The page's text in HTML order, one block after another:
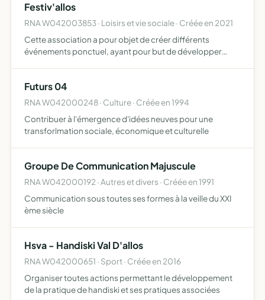
Festiv'allos
RNA W042003853 · Loisirs et vie sociale · Créée en 2021
Cette association a pour objet de créer différents
événements ponctuel, ayant pour but de développer
peuvent s'étendent su…
Futurs 04
RNA W042000248 · Culture · Créée en 1994
Contribuer à l'émergence d'idées neuves pour une
transforlmation sociale, économique et culturelle
Groupe De Communication Majuscule
RNA W042000192 · Autres et divers · Créée en 1991
Communication sous toutes ses formes à la veille du XXI
ème siècle
Hsva - Handiski Val D'allos
RNA W042000651 · Sport · Créée en 2016
Organiser toutes actions permettant le développement
de la pratique de handiski et ses pratiques associées